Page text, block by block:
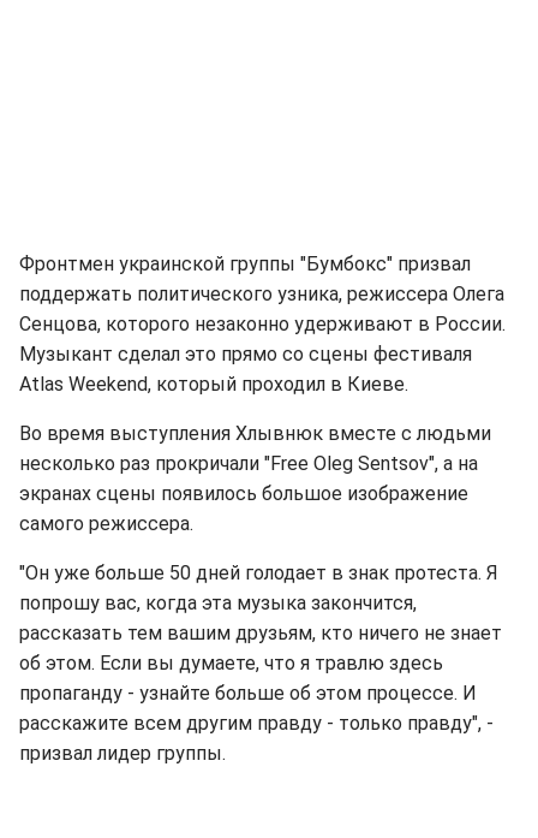
Фронтмен украинской группы "Бумбокс" призвал
поддержать политического узника, режиссера Олега
Сенцова, которого незаконно удерживают в России.
Музыкант сделал это прямо со сцены фестиваля
Atlas Weekend, который проходил в Киеве.
Во время выступления Хлывнюк вместе с людьми
несколько раз прокричали "Free Oleg Sentsov", а на
экранах сцены появилось большое изображение
самого режиссера.
"Он уже больше 50 дней голодает в знак протеста. Я
попрошу вас, когда эта музыка закончится,
рассказать тем вашим друзьям, кто ничего не знает
об этом. Если вы думаете, что я травлю здесь
пропаганду - узнайте больше об этом процессе. И
расскажите всем другим правду - только правду", -
призвал лидер группы.